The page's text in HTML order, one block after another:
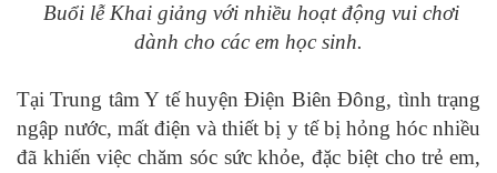
Buổi lễ Khai giảng với nhiều hoạt động vui chơi
dành cho các em học sinh.
Tại Trung tâm Y tế huyện Điện Biên Đông, tình trạng
ngập nước, mất điện và thiết bị y tế bị hỏng hóc nhiều
đã khiến việc chăm sóc sức khỏe, đặc biệt cho trẻ em,